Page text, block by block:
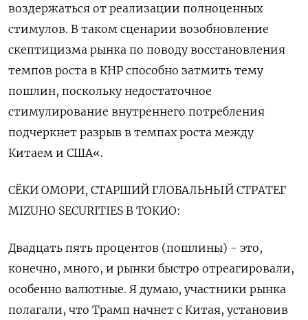
воздержаться от реализации полноценных
стимулов. В таком сценарии возобновление
скептицизма рынка по поводу восстановления
темпов роста в КНР способно затмить тему
пошлин, поскольку недостаточное
стимулирование внутреннего потребления
подчеркнет разрыв в темпах роста между
Китаем и США«.
СЁКИ ОМОРИ, СТАРШИЙ ГЛОБАЛЬНЫЙ СТРАТЕГ
MIZUHO SECURITIES В ТОКИО:
Двадцать пять процентов (пошлины) - это,
конечно, много, и рынки быстро отреагировали,
особенно валютные. Я думаю, участники рынка
полагали, что Трамп начнет с Китая, установив